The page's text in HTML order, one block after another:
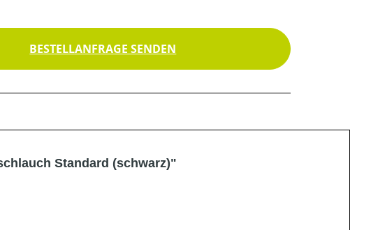
BESTELLANFRAGE SENDEN
Standard (schwarz)"